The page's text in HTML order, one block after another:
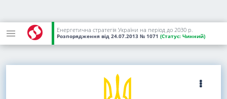
Енергетична стратегія України на період до 2030 р.
Розпорядження від 24.07.2013 № 1071 (Статус: Чинний)